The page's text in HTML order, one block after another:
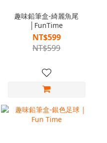
趣味鉛筆盒-綺麗魚尾
│FunTime
NT$599
NT$599